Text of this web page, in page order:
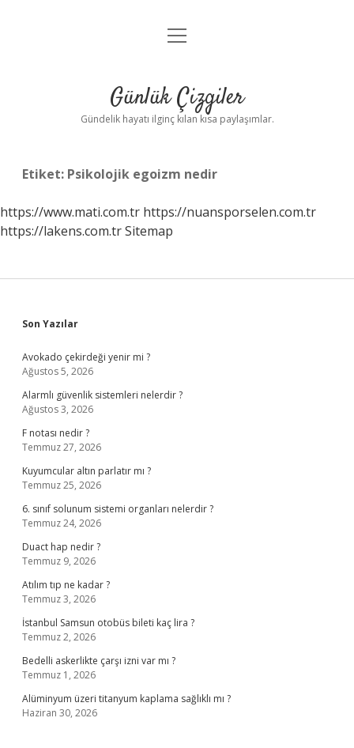
Anasayfa
Yasal Uyarı
menüyü
Günlük Çizgiler
Gündelik hayatı ilginç kılan kısa paylaşımlar.
Etiket: Psikolojik egoizm nedir
https://www.mati.com.tr https://nuansporselen.com.tr
https://lakens.com.trSitemap
Sidebar
Son Yazılar
Avokado çekirdeği yenir mi ?
Ağustos 5, 2026
Alarmlı güvenlik sistemleri nelerdir ?
Ağustos 3, 2026
F notası nedir ?
Temmuz 27, 2026
Kuyumcular altın parlatır mı ?
Temmuz 25, 2026
6. sınıf solunum sistemi organları nelerdir ?
Temmuz 24, 2026
Duact hap nedir ?
Temmuz 9, 2026
Atılım tıp ne kadar ?
Temmuz 3, 2026
İstanbul Samsun otobüs bileti kaç lira ?
Temmuz 2, 2026
Bedelli askerlikte çarşı izni var mı ?
Temmuz 1, 2026
Alüminyum üzeri titanyum kaplama sağlıklı mı ?
Haziran 30, 2026